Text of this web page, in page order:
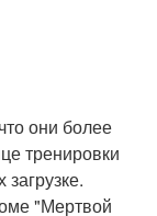
они более
тренировки
"Мертвой